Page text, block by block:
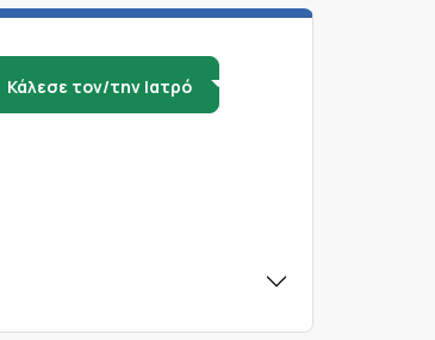
Κάλεσε τον/την Ιατρό